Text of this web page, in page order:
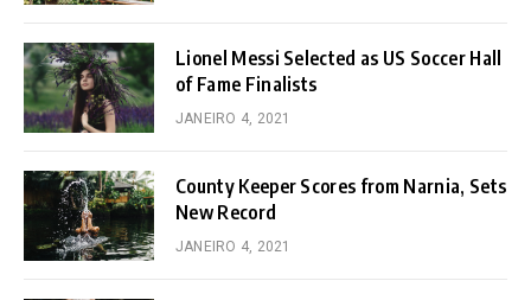
Lionel Messi Selected as US Soccer Hall
of Fame Finalists
JANEIRO 4, 2021
County Keeper Scores from Narnia, Sets
New Record
JANEIRO 4, 2021